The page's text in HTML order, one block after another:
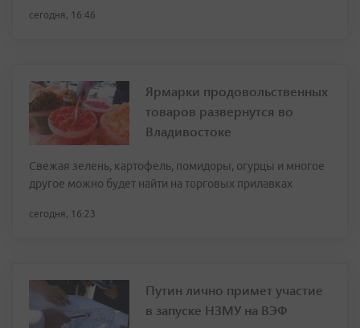
сегодня, 16:46
Ярмарки продовольственных
товаров развернутся во
Владивостоке
Свежая зелень, картофель, помидоры, огурцы и многое
другое можно будет найти на торговых прилавках
сегодня, 16:23
Путин лично примет участие
в запуске НЗМУ на ВЭФ